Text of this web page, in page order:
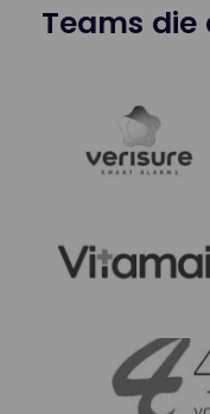
Teams